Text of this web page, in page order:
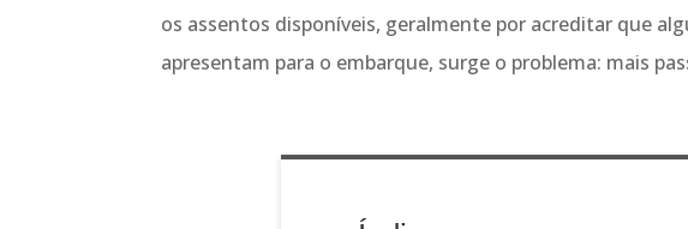
os assentos disponíveis, geralmente por acreditar que
apresentam para o embarque, surge o problema: mais